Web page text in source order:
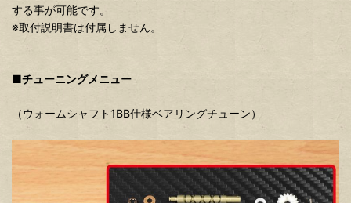
する事が可能です。
※取付説明書は付属しません。
■チューニングメニュー
（ウォームシャフト1BB仕様ベアリングチューン）